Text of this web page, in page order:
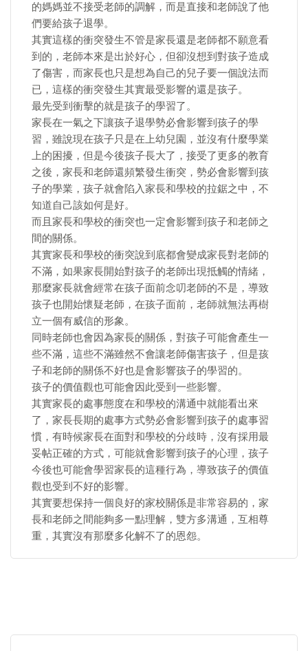
的媽媽並不接受老師的調解，而是直接和老師說了他
們要給孩子退學。
其實這樣的衝突發生不管是家長還是老師都不願意看
到的，老師本來是出於好心，但卻沒想到對孩子造成
了傷害，而家長也只是想為自己的兒子要一個說法而
已，這樣的衝突發生其實最受影響的還是孩子。
最先受到衝擊的就是孩子的學習了。
家長在一氣之下讓孩子退學勢必會影響到孩子的學
習，雖說現在孩子只是在上幼兒園，並沒有什麼學業
上的困擾，但是今後孩子長大了，接受了更多的教育
之後，家長和老師還頻繁發生衝突，勢必會影響到孩
子的學業，孩子就會陷入家長和學校的拉鋸之中，不
知道自己該如何是好。
而且家長和學校的衝突也一定會影響到孩子和老師之
間的關係。
其實家長和學校的衝突說到底都會變成家長對老師的
不滿，如果家長開始對孩子的老師出現抵觸的情緒，
那麼家長就會經常在孩子面前念叨老師的不是，導致
孩子也開始懷疑老師，在孩子面前，老師就無法再樹
立一個有威信的形象。
同時老師也會因為家長的關係，對孩子可能會產生一
些不滿，這些不滿雖然不會讓老師傷害孩子，但是孩
子和老師的關係不好也是會影響孩子的學習的。
孩子的價值觀也可能會因此受到一些影響。
其實家長的處事態度在和學校的溝通中就能看出來
了，家長長期的處事方式勢必會影響到孩子的處事習
慣，有時候家長在面對和學校的分歧時，沒有採用最
妥帖正確的方式，可能就會影響到孩子的心理，孩子
今後也可能會學習家長的這種行為，導致孩子的價值
觀也受到不好的影響。
其實要想保持一個良好的家校關係是非常容易的，家
長和老師之間能夠多一點理解，雙方多溝通，互相尊
重，其實沒有那麼多化解不了的恩怨。